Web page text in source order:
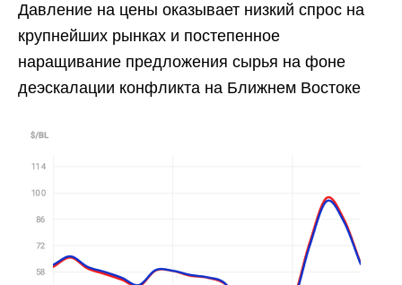
Давление на цены оказывает низкий спрос на
крупнейших рынках и постепенное
наращивание предложения сырья на фоне
деэскалации конфликта на Ближнем Востоке